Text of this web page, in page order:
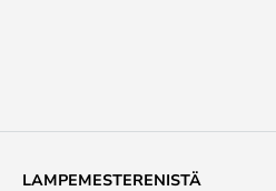
LAMPEMESTERENISTÄ